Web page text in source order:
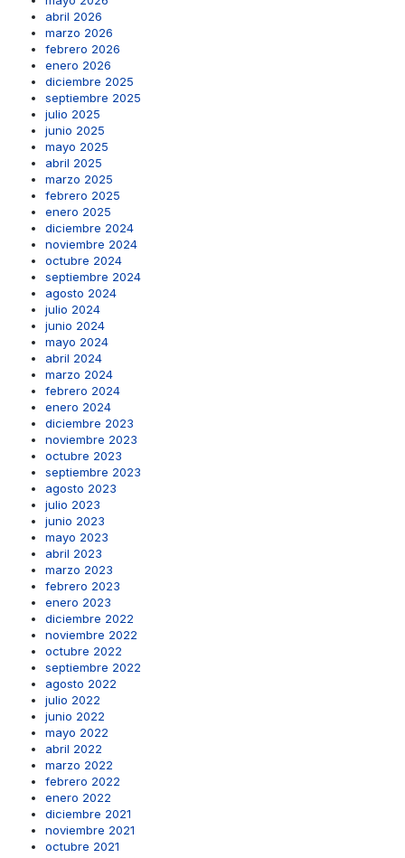
abril 2026
marzo 2026
febrero 2026
enero 2026
diciembre 2025
septiembre 2025
julio 2025
junio 2025
mayo 2025
abril 2025
marzo 2025
febrero 2025
enero 2025
diciembre 2024
noviembre 2024
octubre 2024
septiembre 2024
agosto 2024
julio 2024
junio 2024
mayo 2024
abril 2024
marzo 2024
febrero 2024
enero 2024
diciembre 2023
noviembre 2023
octubre 2023
septiembre 2023
agosto 2023
julio 2023
junio 2023
mayo 2023
abril 2023
marzo 2023
febrero 2023
enero 2023
diciembre 2022
noviembre 2022
octubre 2022
septiembre 2022
agosto 2022
julio 2022
junio 2022
mayo 2022
abril 2022
marzo 2022
febrero 2022
enero 2022
diciembre 2021
noviembre 2021
octubre 2021